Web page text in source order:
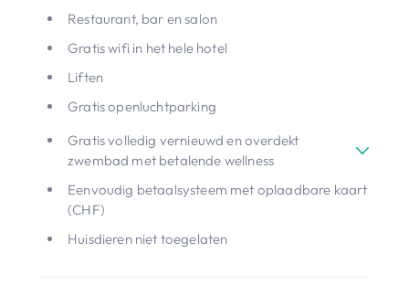
Restaurant, bar en salon
Gratis wifi in het hele hotel
Liften
Gratis openluchtparking
Gratis volledig vernieuwd en overdekt
zwembad met betalende wellness
Eenvoudig betaalsysteem met oplaadbare kaart
(CHF)
Huisdieren niet toegelaten